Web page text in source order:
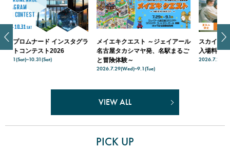
ラ
メイエキクエスト ～ジェイアール
名古屋タカシマヤ発、名駅まるご
と冒険体験～
スカイプロムナード 夏休み小学生
入場料無料 キャンペーン
2026.7.21(Tue)~8.31(Mon)
メ
＆
VIEW ALL
PICK UP